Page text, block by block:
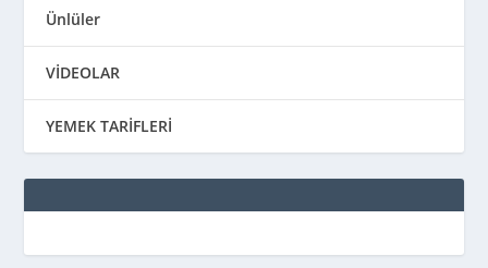
Ünlüler
VİDEOLAR
YEMEK TARİFLERİ